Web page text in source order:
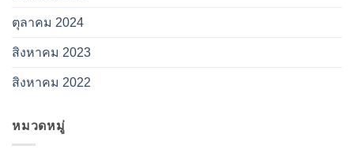
ตุลาคม 2024
สิงหาคม 2023
สิงหาคม 2022
หมวดหมู่